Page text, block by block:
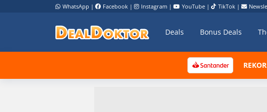
WhatsApp | Facebook | Instagram | YouTube | TikTok |
Deals Bonus Deals